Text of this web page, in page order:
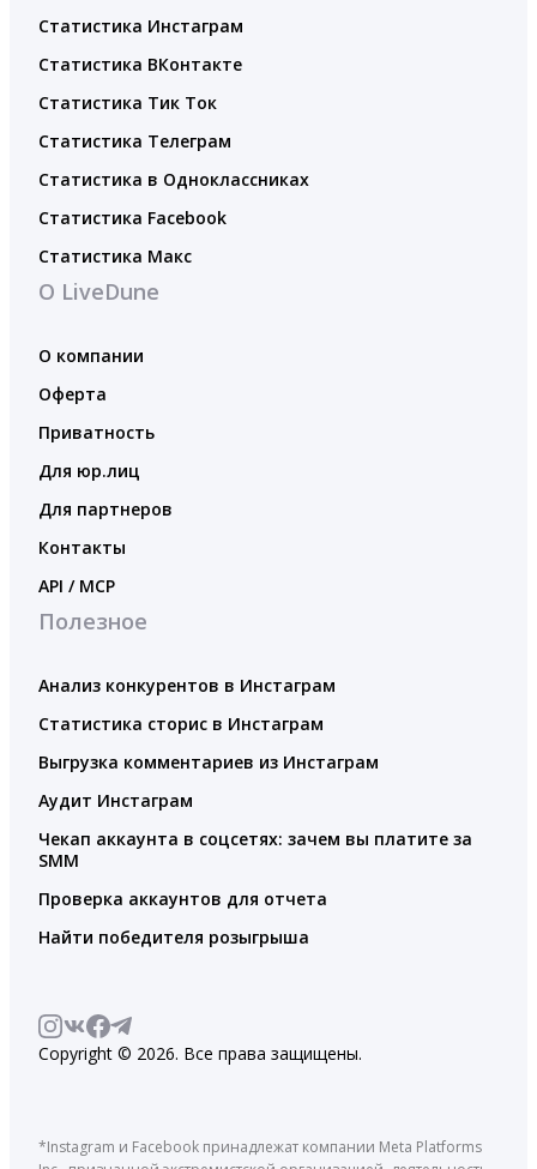
Статистика Инстаграм
Статистика ВКонтакте
Статистика Тик Ток
Статистика Телеграм
Статистика в Одноклассниках
Статистика Facebook
Статистика Макс
О LiveDune
О компании
Оферта
Приватность
Для юр.лиц
Для партнеров
Контакты
API / MCP
Полезное
Анализ конкурентов в Инстаграм
Статистика сторис в Инстаграм
Выгрузка комментариев из Инстаграм
Аудит Инстаграм
Чекап аккаунта в соцсетях: зачем вы платите за
SMM
Проверка аккаунтов для отчета
Найти победителя розыгрыша
Copyright © 2026. Все права защищены.
*Instagram и Facebook принадлежат компании Meta Platforms